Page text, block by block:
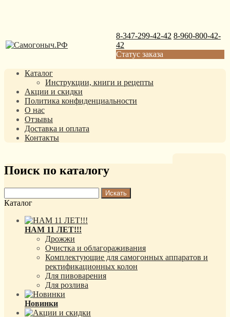
8-347-299-42-42 8-960-800-42-
42
Статус заказа
Каталог
Инструкции, книги и рецепты
Акции и скидки
Политика конфиденциальности
О нас
Отзывы
Доставка и оплата
Контакты
Поиск по каталогу
Каталог
НАМ 11 ЛЕТ!!!
Дрожжи
Очистка и облагораживания
Комплектующие для самогонных аппаратов и
ректификационных колон
Для пивоварения
Для розлива
Новинки